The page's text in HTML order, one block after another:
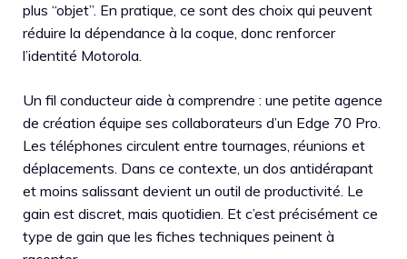
plus “objet”. En pratique, ce sont des choix qui peuvent
réduire la dépendance à la coque, donc renforcer
l’identité Motorola.
Un fil conducteur aide à comprendre : une petite agence
de création équipe ses collaborateurs d’un Edge 70 Pro.
Les téléphones circulent entre tournages, réunions et
déplacements. Dans ce contexte, un dos antidérapant
et moins salissant devient un outil de productivité. Le
gain est discret, mais quotidien. Et c’est précisément ce
type de gain que les fiches techniques peinent à